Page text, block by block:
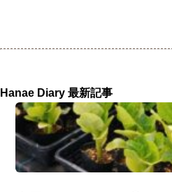
Hanae Diary 最新記事